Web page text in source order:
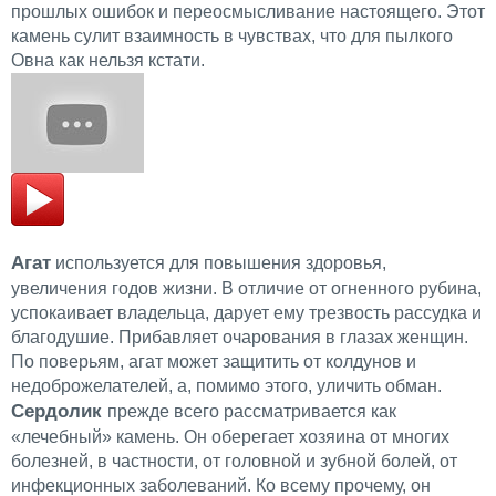
прошлых ошибок и переосмысливание настоящего. Этот
камень сулит взаимность в чувствах, что для пылкого
Овна как нельзя кстати.
Агат используется для повышения здоровья,
увеличения годов жизни. В отличие от огненного рубина,
успокаивает владельца, дарует ему трезвость рассудка и
благодушие. Прибавляет очарования в глазах женщин.
По поверьям, агат может защитить от колдунов и
недоброжелателей, а, помимо этого, уличить обман.
Сердолик прежде всего рассматривается как
«лечебный» камень. Он оберегает хозяина от многих
болезней, в частности, от головной и зубной болей, от
инфекционных заболеваний. Ко всему прочему, он